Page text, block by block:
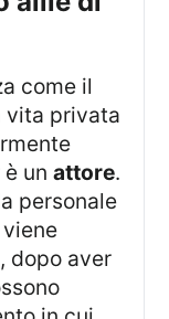
vita privata
è unattore.
personale
dopo aver